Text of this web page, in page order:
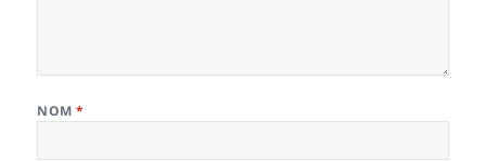
NOM*